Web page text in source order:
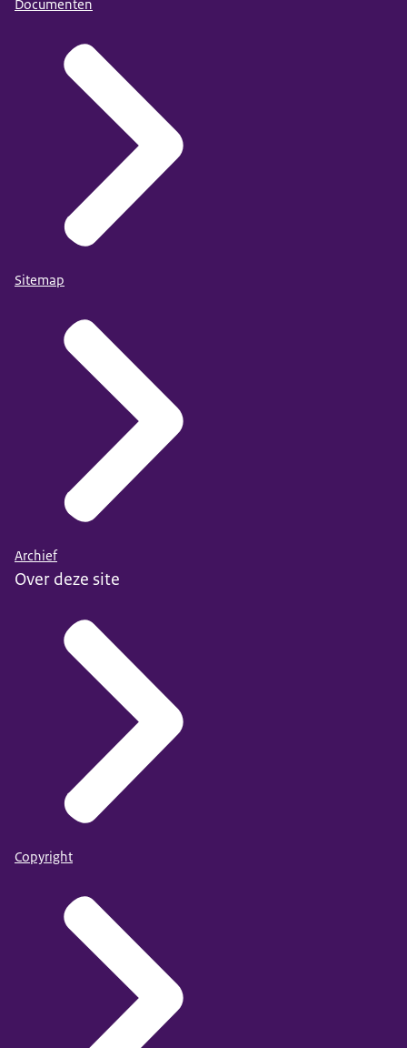
Documenten
Sitemap
Archief
Over deze site
Copyright